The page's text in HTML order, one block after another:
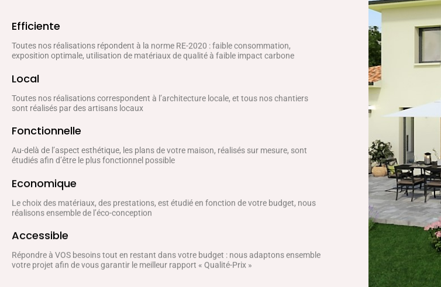
Efficiente
Toutes nos réalisations répondent à la norme RE-2020 : faible consommation,
exposition optimale, utilisation de matériaux de qualité à faible impact carbone
Local
Toutes nos réalisations correspondent à l’architecture locale, et tous nos chantiers
sont réalisés par des artisans locaux
Fonctionnelle
Au-delà de l’aspect esthétique, les plans de votre maison, réalisés sur mesure, sont
étudiés afin d’être le plus fonctionnel possible
Economique
Le choix des matériaux, des prestations, est étudié en fonction de votre budget, nous
réalisons ensemble de l’éco-conception
Accessible
Répondre à VOS besoins tout en restant dans votre budget : nous adaptons ensemble
votre projet afin de vous garantir le meilleur rapport « Qualité-Prix »